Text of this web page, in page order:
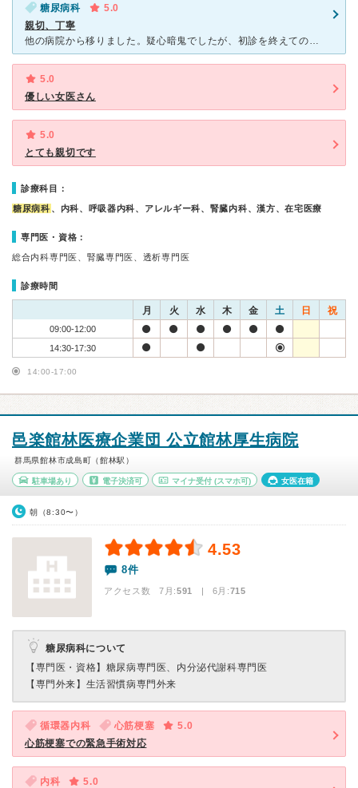
糖尿病科
5.0
親切、丁寧
他の病院から移りました。疑心暗鬼でしたが、初診を終えての感想は・・移って良かった。先生は、優しく、患者の話をよく聞いてくれます。また、説明も分かりやすく、丁寧に教えてくれます。一通りの検査器具も揃って
5.0
優しい女医さん
5.0
とても親切です
診療科目：
糖尿病科 、内科、呼吸器内科、アレルギー科、腎臓内科、漢方、在宅医療
専門医・資格：
総合内科専門医、腎臓専門医、透析専門医
診療時間
月 火 水 木 金 土 日 祝
09:00-12:00
14:30-17:30
14:00-17:00
邑楽館林医療企業団 公立館林厚生病院
群馬県館林市成島町（館林駅）
駐車場あり 電子決済可 マイナ受付 (スマホ可) 女医在籍
朝（8:30〜）
4.53
8件
アクセス数 7月:591 | 6月:715
糖尿病科について
【専門医・資格】 糖尿病専門医、内分泌代謝科専門医
【専門外来】 生活習慣病専門外来
循環器内科 心筋梗塞
5.0
心筋梗塞での緊急手術対応
内科
5.0